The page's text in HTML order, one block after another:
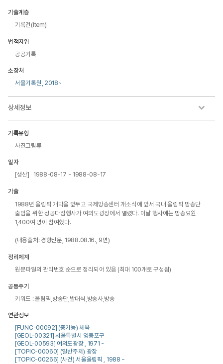
기술계층
기록건(Item)
법적지위
공공기록
소장처
서울기록원, 2018~
상세정보
기록유형
사진그림류
일자
[생산] 1988-08-17 ~ 1988-08-17
기술
1988년 올림픽 개막을 앞두고 국제방송센터 개소식에 앞서 국내 올림픽 방송단
출범을 위한 성공다짐행사가 여의도광장에서 열렸다. 이날 행사에는 방송요원
1,400여 명이 참여했다.
(내용출처: 경향신문, 1988.08.16., 9면)
정리체계
원문파일의 관리번호 순으로 정리되어 있음 (최대 100개로 구성됨)
공통주기
키워드 : 올림픽,방송단,발대식,방송사,방송
연관정보
[FUNC-00092] (중기능) 체육
[GEOL-00321] 서울특별시 영등포구
[GEOL-00593] 여의도광장 , 1971 ~
[TOPIC-00060] (일반주제) 광장
[TOPIC-00266] (사건) 서울올림픽 , 1988 ~